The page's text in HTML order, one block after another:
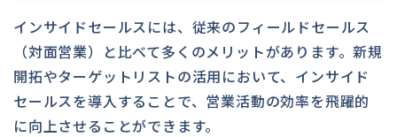
インサイドセールスには、従来のフィールドセールス
（対面営業）と比べて多くのメリットがあります。新規
開拓やターゲットリストの活用において、インサイド
セールスを導入することで、営業活動の効率を飛躍的
に向上させることができます。